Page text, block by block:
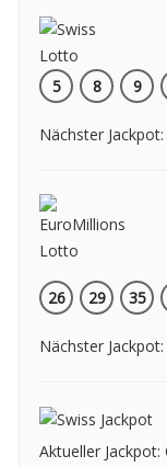
5 8 9
Nächster
26 29 35
Nächster
Aktueller Jackpot: